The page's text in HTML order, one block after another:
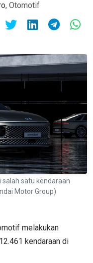
, Otomotif
salah satu kendaraan
Motor Group)
melakukan
kendaraan di